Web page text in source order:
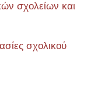
σχολείων και
σχολικού